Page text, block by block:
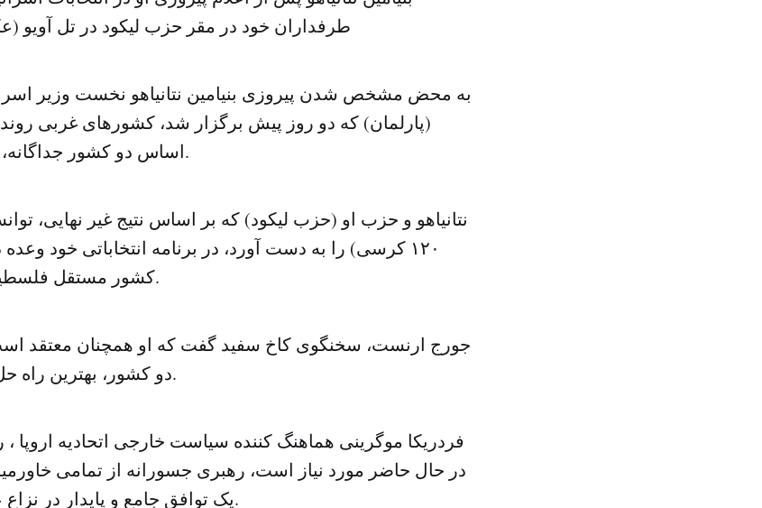
طرفداران خود در مقر حزب لیکود در تل
به محض مشخص شدن پیروزی بنیامین نتانیاهو نخست وزیر
(پارلمان) که دو روز پیش برگزار شد، کشورهای غربی روند
اساس دو کشور جداگانه، را به او یاد آوری کردند.
۱۲۰ کرسی) را به دست آورد، در برنامه انتخاباتی خود
کشور مستقل فلسطینی را مختل خواهد کرد.
جورج ارنست، سخنگوی کاخ سفید گفت که او همچنان معتقد
دو کشور، بهترین راه حل برای ایجاد صلح است.
فردریکا موگرینی هماهنگ کننده سیاست خارجی اتحادیه اروپا
در حال حاضر مورد نیاز است، رهبری جسورانه از تمامی
یک توافق جامع و پایدار در نزاع عربی – اسرائیلی است.